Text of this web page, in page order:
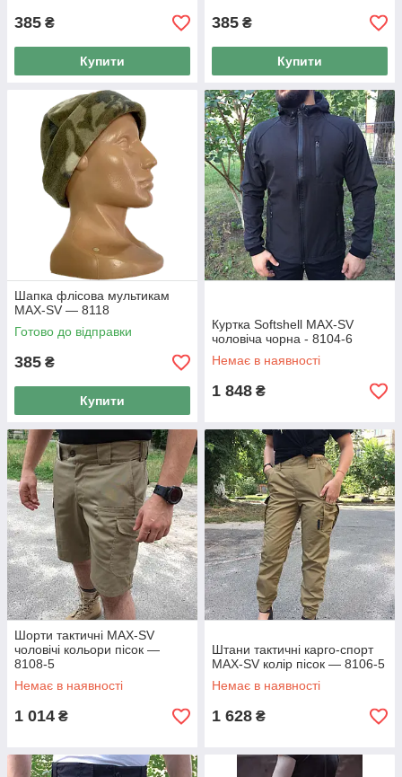
385 ₴
Купити
385 ₴
Купити
Шапка флісова мультикам
MAX-SV — 8118
Готово до відправки
385 ₴
Купити
Куртка Softshell MAX-SV
чоловіча чорна - 8104-6
Немає в наявності
1 848 ₴
Шорти тактичні MAX-SV
чоловічі кольори пісок —
8108-5
Немає в наявності
1 014 ₴
Штани тактичні карго-спорт
MAX-SV колір пісок — 8106-5
Немає в наявності
1 628 ₴